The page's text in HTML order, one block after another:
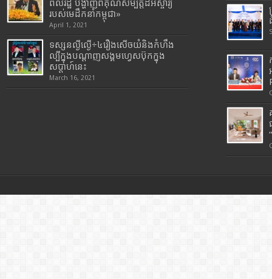
ពលរដ្ឋ បង្ហាញពីគុណសម្បត្តិដ៏អស្ចារ្យ
របស់មេដឹកនាំកម្ពុជា»
April 1, 2021
ទស្សនល្ងីល្ងើ÷៤រឿងសើចយំនិងកំហឹង
ល្បីក្នុងបណ្តាញសង្គមហ្វេសប៊ុកក្នុង
សប្តាហ៍នេះ
March 16, 2021